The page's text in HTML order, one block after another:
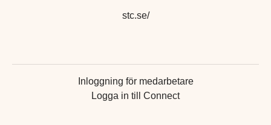
stc.se/
Inloggning för medarbetare
Logga in till Connect